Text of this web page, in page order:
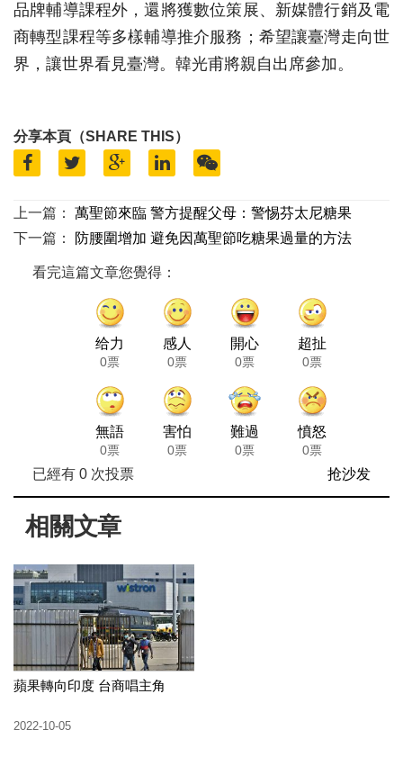
品牌輔導課程外，還將獲數位策展、新媒體行銷及電
商轉型課程等多樣輔導推介服務；希望讓臺灣走向世
界，讓世界看見臺灣。韓光甫將親自出席參加。
分享本頁（SHARE THIS）
上一篇：
萬聖節來臨 警方提醒父母：警惕芬太尼糖果
下一篇：
防腰圍增加 避免因萬聖節吃糖果過量的方法
看完這篇文章您覺得：
给力
0票
感人
0票
開心
0票
超扯
0票
無語
0票
害怕
0票
難過
0票
憤怒
0票
已經有 0次投票 抢沙发
相關文章
蘋果轉向印度 台商唱主角
2022-10-05